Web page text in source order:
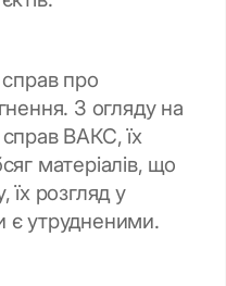
справ про
З огляду на
ВАКС, їх
матеріалів, що
їх розгляд у
є утрудненими.